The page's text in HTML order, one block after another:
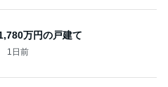
万円の戸建て
1日前